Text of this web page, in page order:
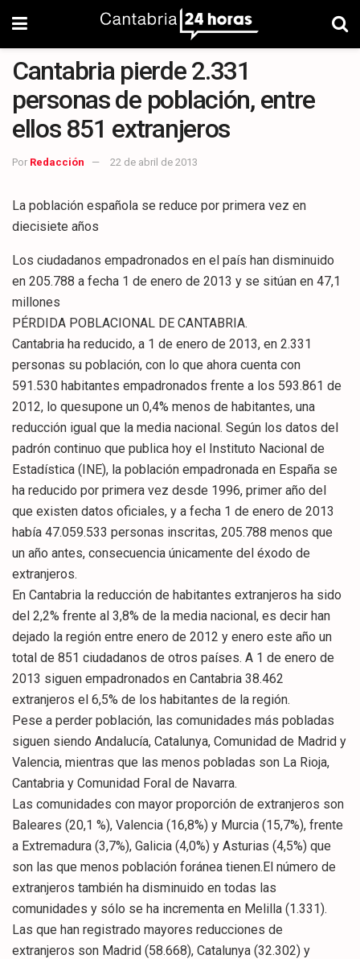
Cantabria pierde 2.331
personas de población, entre
ellos 851 extranjeros
Por Redacción 22 de abril de 2013
La población española se reduce por primera vez en
diecisiete años
Los ciudadanos empadronados en el país han disminuido
en 205.788 a fecha 1 de enero de 2013 y se sitúan en 47,1
millones
PÉRDIDA POBLACIONAL DE CANTABRIA.
Cantabria ha reducido, a 1 de enero de 2013, en 2.331
personas su población, con lo que ahora cuenta con
591.530 habitantes empadronados frente a los 593.861 de
2012, lo quesupone un 0,4% menos de habitantes, una
reducción igual que la media nacional. Según los datos del
padrón continuo que publica hoy el Instituto Nacional de
Estadística (INE), la población empadronada en España se
ha reducido por primera vez desde 1996, primer año del
que existen datos oficiales, y a fecha 1 de enero de 2013
había 47.059.533 personas inscritas, 205.788 menos que
un año antes, consecuencia únicamente del éxodo de
extranjeros.
En Cantabria la reducción de habitantes extranjeros ha sido
del 2,2% frente al 3,8% de la media nacional, es decir han
dejado la región entre enero de 2012 y enero este año un
total de 851 ciudadanos de otros países. A 1 de enero de
2013 siguen empadronados en Cantabria 38.462
extranjeros el 6,5% de los habitantes de la región.
Pese a perder población, las comunidades más pobladas
siguen siendo Andalucía, Catalunya, Comunidad de Madrid y
Valencia, mientras que las menos pobladas son La Rioja,
Cantabria y Comunidad Foral de Navarra.
Las comunidades con mayor proporción de extranjeros son
Baleares (20,1 %), Valencia (16,8%) y Murcia (15,7%), frente
a Extremadura (3,7%), Galicia (4,0%) y Asturias (4,5%) que
son las que menos población foránea tienen.El número de
extranjeros también ha disminuido en todas las
comunidades y sólo se ha incrementa en Melilla (1.331).
Las que han registrado mayores reducciones de
extranjeros son Madrid (58.668), Catalunya (32.302) y